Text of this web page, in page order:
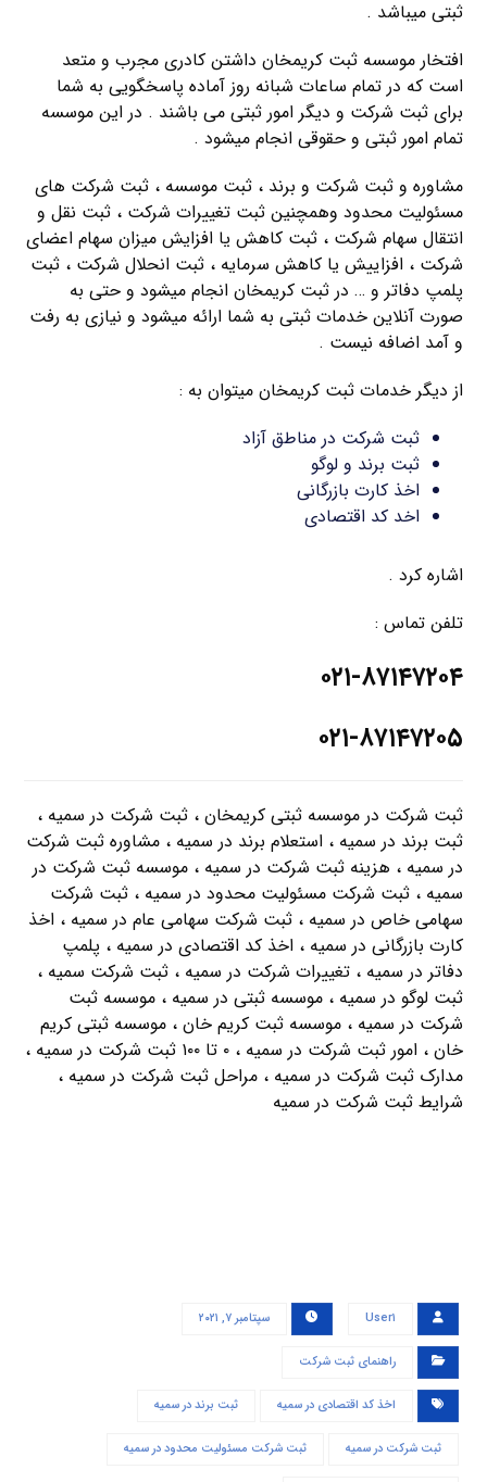
ثبتی میباشد .
افتخار موسسه ثبت کریمخان داشتن کادری مجرب و متعد
است که در تمام ساعات شبانه روز آماده پاسخگویی به شما
برای ثبت شرکت و دیگر امور ثبتی می باشند . در این موسسه
تمام امور ثبتی و حقوقی انجام میشود .
مشاوره و ثبت شرکت و برند ، ثبت موسسه ، ثبت شرکت های
مسئولیت محدود وهمچنین ثبت تغییرات شرکت ، ثبت نقل و
انتقال سهام شرکت ، ثبت کاهش یا افزایش میزان سهام اعضای
شرکت ، افزاییش یا کاهش سرمایه ، ثبت انحلال شرکت ، ثبت
پلمپ دفاتر و … در ثبت کریمخان انجام میشود و حتی به
صورت آنلاین خدمات ثبتی به شما ارائه میشود و نیازی به رفت
و آمد اضافه نیست .
از دیگر خدمات ثبت کریمخان میتوان به :
ثبت شرکت در مناطق آزاد
ثبت برند و لوگو
اخذ کارت بازرگانی
اخد کد اقتصادی
اشاره کرد .
تلفن تماس :
۰۲۱-۸۷۱۴۷۲۰۴
۰۲۱-۸۷۱۴۷۲۰۵
ثبت شرکت در موسسه ثبتی کریمخان ، ثبت شرکت در سمیه ،
ثبت برند در سمیه ، استعلام برند در سمیه ، مشاوره ثبت شرکت
در سمیه ، هزینه ثبت شرکت در سمیه ، موسسه ثبت شرکت در
سمیه ، ثبت شرکت مسئولیت محدود در سمیه ، ثبت شرکت
سهامی خاص در سمیه ، ثبت شرکت سهامی عام در سمیه ، اخذ
کارت بازرگانی در سمیه ، اخذ کد اقتصادی در سمیه ، پلمپ
دفاتر در سمیه ، تغییرات شرکت در سمیه ، ثبت شرکت سمیه ،
ثبت لوگو در سمیه ، موسسه ثبتی در سمیه ، موسسه ثبت
شرکت در سمیه ، موسسه ثبت کریم خان ، موسسه ثبتی کریم
خان ، امور ثبت شرکت در سمیه ، ۰ تا ۱۰۰ ثبت شرکت در سمیه ،
مدارک ثبت شرکت در سمیه ، مراحل ثبت شرکت در سمیه ،
شرایط ثبت شرکت در سمیه
User۱ سپتامبر ۷, ۲۰۲۱
راهنمای ثبت شرکت
اخذ کد اقتصادی در سمیه ثبت برند در سمیه
ثبت شرکت در سمیه ثبت شرکت مسئولیت محدود در سمیه